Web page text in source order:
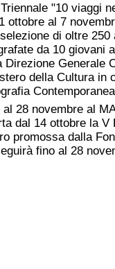
"10 viaggi
ottobre al 7
di oltre
da 10 giovani
Direzione Generale
della Cultura in
al 28 novembre al
dal 14 ottobre la V
promossa dalla
fino al 28